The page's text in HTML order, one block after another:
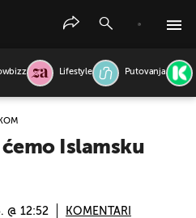
Lifestyle Putovanja
Islamsku
@ 12:52 KOMENTARI